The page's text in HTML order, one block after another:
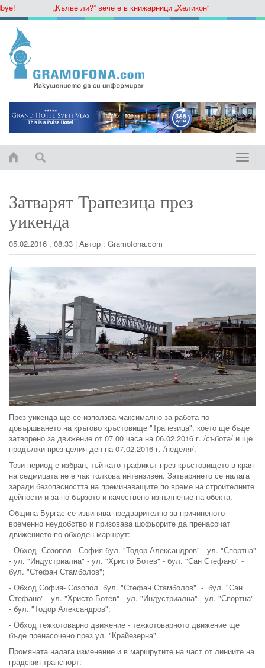
„Кълве ли?“ вече е в книжарници „Хеликон“
Toggle
Затварят Трапезица през
уикенда
05.02.2016 , 08:33 | Автор : Gramofona.com
През уикенда ще се използва максимално за работа по
довършването на кръгово кръстовище "Трапезица", което ще бъде
затворено за движение от 07.00 часа на 06.02.2016 г. /събота/ и ще
продължи през целия ден на 07.02.2016 г. /неделя/.
Този период е избран, тъй като трафикът през кръстовището в края
на седмицата не е чак толкова интензивен. Затварянето се налага
заради безопасността на преминаващите по време на строителните
дейности и за по-бързото и качествено изпълнение на обекта.
Община Бургас се извинява предварително за причиненото
временно неудобство и призовава шофьорите да пренасочат
движението по обходен маршрут:
- Обход Созопол - София бул. "Тодор Александров" - ул. "Спортна"
- ул. "Индустриална" - ул. "Христо Ботев" - бул. "Сан Стефано" -
бул. "Стефан Стамболов";
- Обход София- Созопол бул. "Стефан Стамболов" - бул. "Сан
Стефано" - ул. "Христо Ботев" - ул. "Индустриална" - ул. "Спортна"
- бул. "Тодор Александров";
- Обход тежкотоварно движение - тежкотоварното движение ще
бъде пренасочено през ул. "Крайезерна".
Промяната налага изменение и в маршрутите на част от линиите на
градския транспорт: